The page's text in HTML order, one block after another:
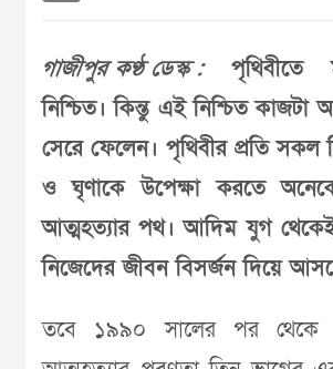
গাজীপুর কণ্ঠ ডেস্ক :পৃথিবীতে
নিশ্চিত। কিন্তু এই নিশ্চিত কাজটা
সেরে ফেলেন। পৃথিবীর প্রতি সকল
ও ঘৃণাকে উপেক্ষা করতে
আত্মহত্যার পথ। আদিম যুগ থেকেই
নিজেদের জীবন বিসর্জন দিয়ে
তবে ১৯৯০ সালের পর থেকে